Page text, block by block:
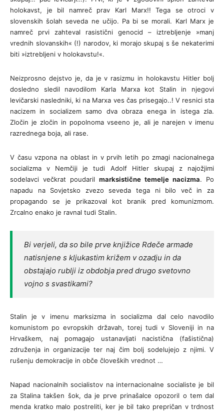
holokavst, je bil namreč prav Karl Marx!! Tega se otroci v
slovenskih šolah seveda ne učijo. Pa bi se morali. Karl Marx je
namreč prvi zahteval rasistični genocid – iztrebljenje »manj
vrednih slovanskih« (!) narodov, ki morajo skupaj s še nekaterimi
biti »iztrebljeni v holokavstu!«.
Neizprosno dejstvo je, da je v rasizmu in holokavstu Hitler bolj
dosledno sledil navodilom Karla Marxa kot Stalin in njegovi
levičarski nasledniki, ki na Marxa ves čas prisegajo..! V resnici sta
nacizem in socializem samo dva obraza enega in istega zla.
Zločin je zločin in popolnoma vseeno je, ali je narejen v imenu
razrednega boja, ali rase.
V času vzpona na oblast in v prvih letih po zmagi nacionalnega
socializma v Nemčiji je tudi Adolf Hitler skupaj z najožjimi
sodelavci večkrat poudaril marksistične temelje nacizma. Po
napadu na Sovjetsko zvezo seveda tega ni bilo več in za
propagando se je prikazoval kot branik pred komunizmom.
Zrcalno enako je ravnal tudi Stalin.
Bi verjeli, da so bile prve knjižice Rdeče armade
natisnjene s kljukastim križem v ozadju in da
obstajajo rublji iz obdobja pred drugo svetovno
vojno s svastikami?
Stalin je v imenu marksizma in socializma dal celo navodilo
komunistom po evropskih državah, torej tudi v Sloveniji in na
Hrvaškem, naj pomagajo ustanavljati nacistična (fašistična)
združenja in organizacije ter naj čim bolj sodelujejo z njimi. V
rušenju demokracije in obče človeških vrednot …
Napad nacionalnih socialistov na internacionalne socialiste je bil
za Stalina takšen šok, da je prve prinašalce opozoril o tem dal
menda kratko malo postreliti, ker je bil tako prepričan v trdnost